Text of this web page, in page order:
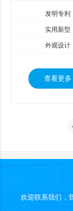
发明专利
实用新型
外观设计
查看更多
欢迎联系我们，